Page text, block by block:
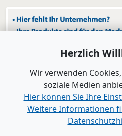
Herzlich
Wir verwenden
soziale Medien
Hier können Sie Ihre
Weitere Informationen